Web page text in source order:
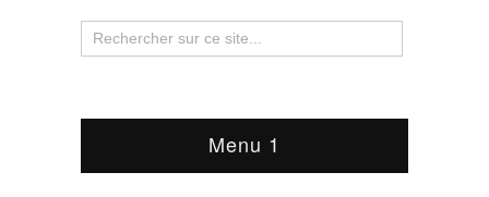
Menu 1